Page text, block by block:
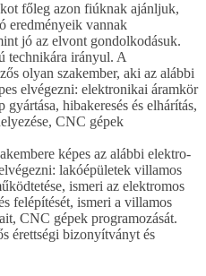
főleg azon fiúknak ajánljuk,
eredményeik vannak
jó az elvont gondolkodásuk.
technikára irányul. A
olyan szakember, aki az alábbi
elvégezni: elektronikai áramkör
hibakeresés és elhárítás,
CNC gépek
képes az alábbi elektro­
lakóépületek villamos
ismeri az elektromos
felépítését, ismeri a villamos
CNC gépek progra­mozását.
érettségi bizonyítványt és